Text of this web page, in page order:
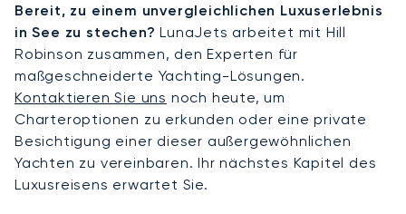
Bereit, zu einem unvergleichlichen Luxuserlebnis
in See zu stechen? LunaJets arbeitet mit Hill
Robinson zusammen, den Experten für
maßgeschneiderte Yachting-Lösungen.
Kontaktieren Sie uns noch heute, um
Charteroptionen zu erkunden oder eine private
Besichtigung einer dieser außergewöhnlichen
Yachten zu vereinbaren. Ihr nächstes Kapitel des
Luxusreisens erwartet Sie.